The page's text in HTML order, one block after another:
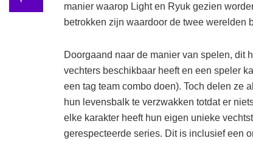
manier waarop Light en Ryuk gezien
betrokken zijn waardoor de twee werelden
Doorgaand naar de manier van spelen, dit
vechters beschikbaar heeft en een speler
een tag team combo doen). Toch delen ze
hun levensbalk te verzwakken totdat er
elke karakter heeft hun eigen unieke
gerespecteerde series. Dit is inclusief een